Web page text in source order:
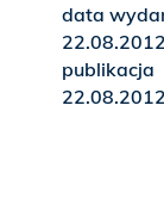
data
22.08.2012
publikacja